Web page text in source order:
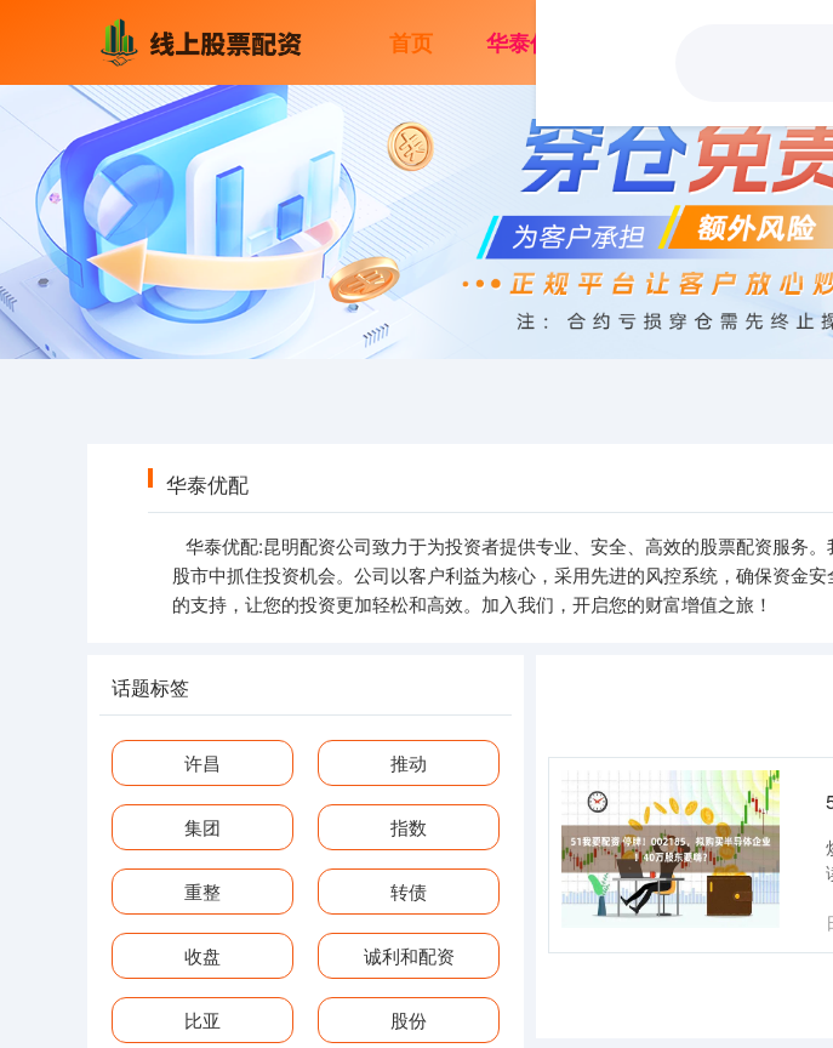
首页 华泰优配
华泰优配
华泰优配:昆明配资公司致力于为投资者提供专业、安全、高效的股票配资服务
股市中抓住投资机会。公司以客户利益为核心，采用先进的风控系统，确保资金
的支持，让您的投资更加轻松和高效。加入我们，开启您的财富增值之旅！
话题标签
许昌 推动
集团 指数
重整 转债
收盘 诚利和配资
比亚 股份